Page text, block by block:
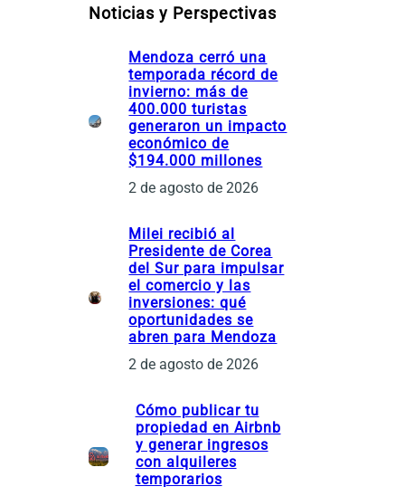
rNoticias y Perspectivas
Mendoza cerró una
temporada récord de
invierno: más de
400.000 turistas
generaron un impacto
económico de
$194.000 millones
2 de agosto de 2026
Milei recibió al
Presidente de Corea
del Sur para impulsar
el comercio y las
inversiones: qué
oportunidades se
abren para Mendoza
2 de agosto de 2026
Cómo publicar tu
propiedad en Airbnb
y generar ingresos
con alquileres
temporarios